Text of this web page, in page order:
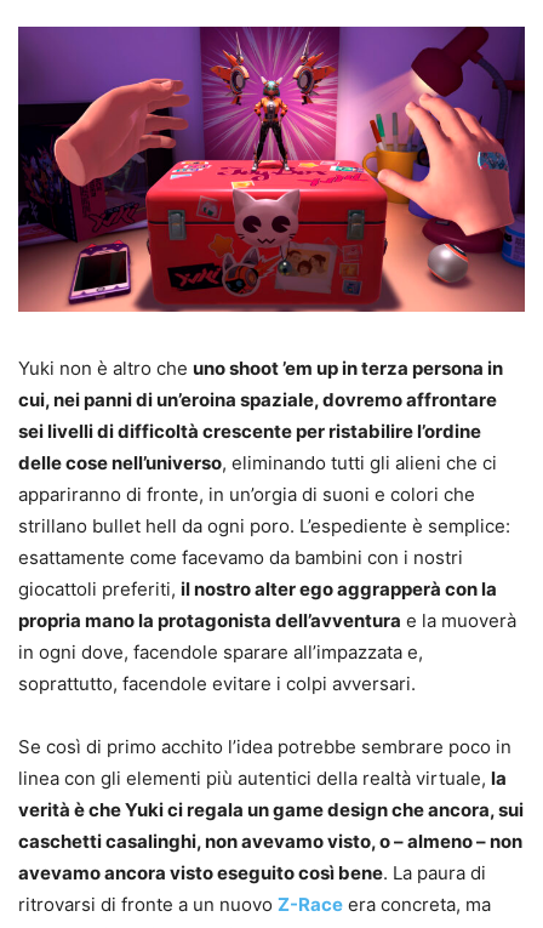
Yuki non è altro che uno shoot ’em up in terza persona in
cui, nei panni di un’eroina spaziale, dovremo affrontare
sei livelli di difficoltà crescente per ristabilire l’ordine
delle cose nell’universo, eliminando tutti gli alieni che ci
appariranno di fronte, in un’orgia di suoni e colori che
strillano bullet hell da ogni poro. L’espediente è semplice:
esattamente come facevamo da bambini con i nostri
giocattoli preferiti, il nostro alter ego aggrapperà con la
propria mano la protagonista dell’avventura e la muoverà
in ogni dove, facendole sparare all’impazzata e,
soprattutto, facendole evitare i colpi avversari.
Se così di primo acchito l’idea potrebbe sembrare poco in
linea con gli elementi più autentici della realtà virtuale, la
verità è che Yuki ci regala un game design che ancora, sui
caschetti casalinghi, non avevamo visto, o – almeno – non
avevamo ancora visto eseguito così bene. La paura di
ritrovarsi di fronte a un nuovo Z-Race era concreta, ma